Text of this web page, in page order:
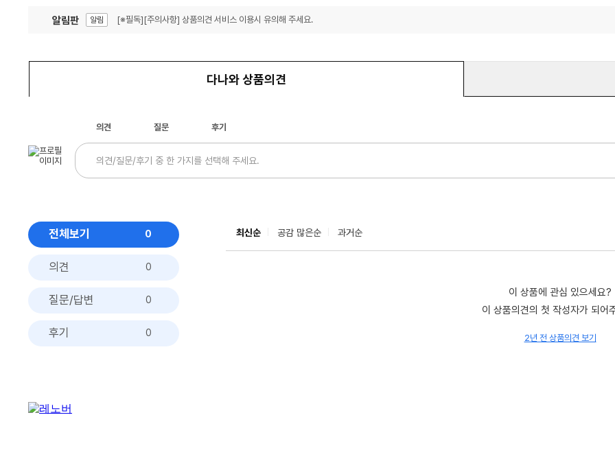
알림판 알림 [※필독][주의사항] 상품의견 서비스 이용시 유의해 주세요.
다나와 상품의견
의견 질문 후기
전체보기 0
의견 0
질문/답변 0
후기 0
최신순 공감 많은순 과거순
이 상품에 관심 있으세요?
이 상품의견의 첫 작성자가 되어
2년 전 상품의견 보기